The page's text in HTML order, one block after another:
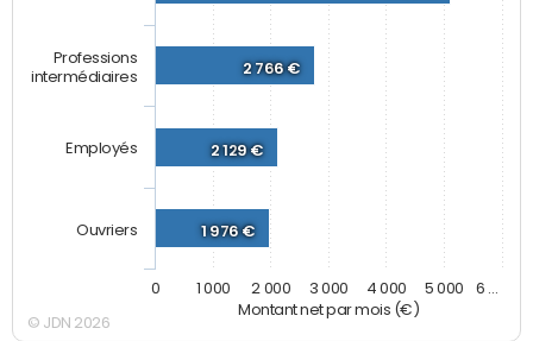
Montant net par mois (€)
2 766 €
2 129 €
1 976 €
Professions
intermédiaires
Employés
Ouvriers
0 1 000 2 000 3 000 4 000 5 000 6 …
© JDN 2026